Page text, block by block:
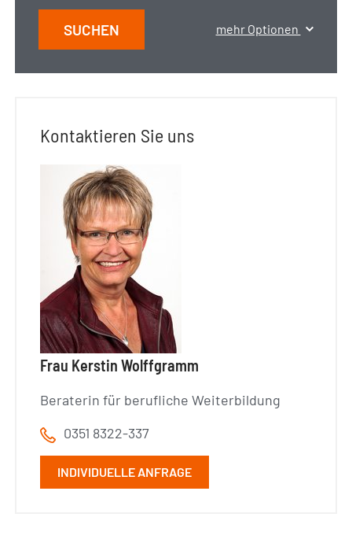
SUCHEN mehr Optionen
Kontaktieren Sie uns
Frau Kerstin Wolffgramm
Beraterin für berufliche Weiterbildung
0351 8322-337
INDIVIDUELLE ANFRAGE